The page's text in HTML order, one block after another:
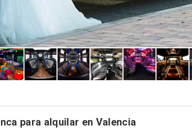
para alquilar en Valencia